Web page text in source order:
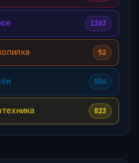
1303
52
504
823